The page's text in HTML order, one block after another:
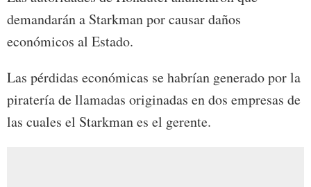
demandarán a Starkman por causar daños
económicos al Estado.
Las pérdidas económicas se habrían generado por la
piratería de llamadas originadas en dos empresas de
las cuales el Starkman es el gerente.